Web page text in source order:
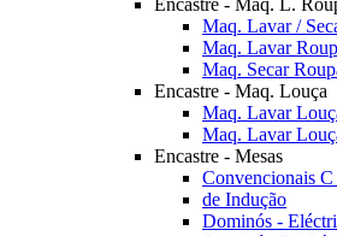
Encastre - Maq. L.
Maq. Lavar /
Maq. Lavar
Maq. Secar
Encastre - Maq. Louça
Maq. Lavar
Maq. Lavar
Encastre - Mesas
Convencionais C
de Indução
Dominós -